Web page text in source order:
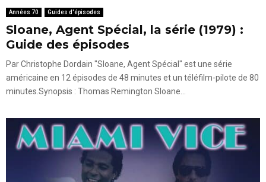
Années 70 Guides d'épisodes
Sloane, Agent Spécial, la série (1979) :
Guide des épisodes
Par Christophe Dordain "Sloane, Agent Spécial" est une série
américaine en 12 épisodes de 48 minutes et un téléfilm-pilote de 80
minutes.Synopsis : Thomas Remington Sloane...